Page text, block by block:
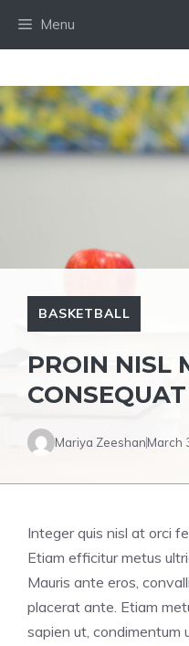
Menu
BASKETBALL
PROIN NISL
CONSEQUAT
Mariya ZeeshanMarch
Integer quis nisl at orci
Etiam efficitur metus
Mauris ante eros,
placerat ante. Etiam
sapien ut, condimentum